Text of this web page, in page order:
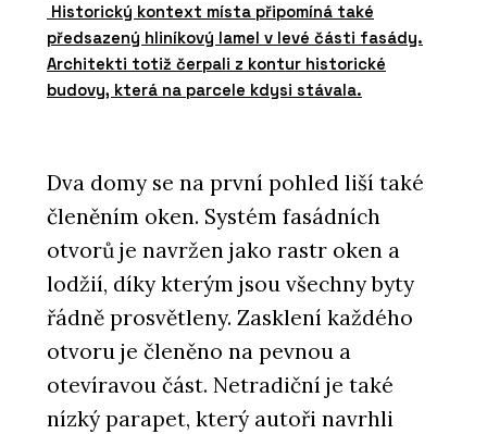
Historický kontext místa připomíná také
předsazený hliníkový lamel v levé části fasády.
Architekti totiž čerpali z kontur historické
budovy, která na parcele kdysi stávala.
Dva domy se na první pohled liší také
členěním oken. Systém fasádních
otvorů je navržen jako rastr oken a
lodžií, díky kterým jsou všechny byty
řádně prosvětleny. Zasklení každého
otvoru je členěno na pevnou a
otevíravou část. Netradiční je také
nízký parapet, který autoři navrhli